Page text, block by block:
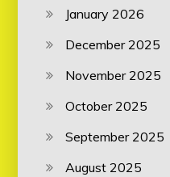
January 2026
December 2025
November 2025
October 2025
September 2025
August 2025